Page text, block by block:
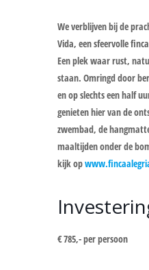
We verblijven bij de
Vida, een sfeervolle
Een plek waar rust,
staan. Omringd door
en op slechts een half
genieten hier van de
zwembad, de
maaltijden onder de
kijk op
€ 785,- per persoon